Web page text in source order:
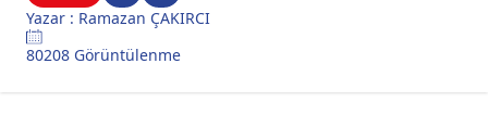
Yazar : Ramazan ÇAKIRCI
80208 Görüntülenme